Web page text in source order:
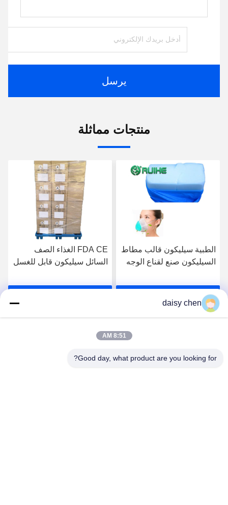
يرسل
منتجات مماثلة
الطبية سيليكون قالب مطاط
السيليكون صنع لقناع الوجه
احصل على افضل سعر
FDA CE الغذاء الصف
السائل سيليكون قابل للغسل
لإعادة الاستخدام N95 قناع
daisy chen
8:51 AM
Good day, what product are you looking for?